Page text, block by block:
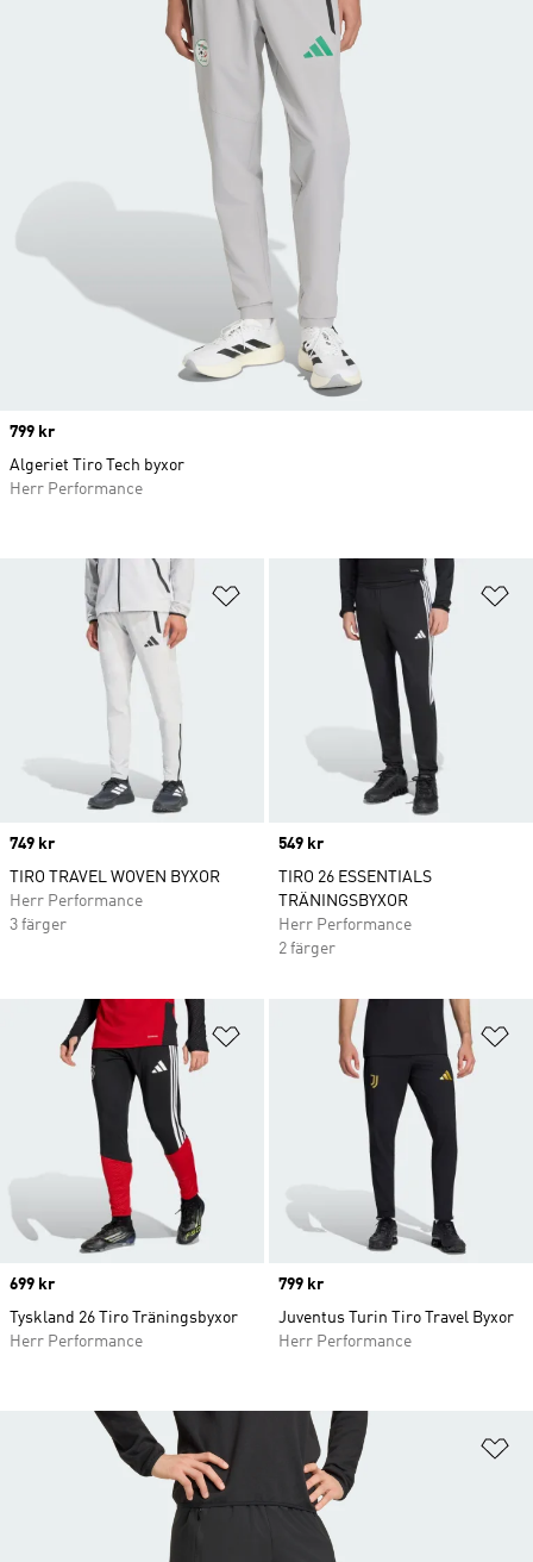
Lägg till på önskelistan
Price
749 kr
TIRO TRAVEL WOVEN BYXOR
Herr Performance
3 färger
Price
549 kr
TIRO 26 ESSENTIALS
TRÄNINGSBYXOR
Herr Performance
2 färger
Lägg till på önskelistan
Price
699 kr
Tyskland 26 Tiro Träningsbyxor
Herr Performance
Price
799 kr
Juventus Turin Tiro Travel Byxor
Herr Performance
Price
799 kr
Algeriet Tiro Tech byxor
Herr Performance